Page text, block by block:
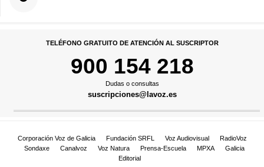
TELÉFONO GRATUITO DE ATENCIÓN AL SUSCRIPTOR
900 154 218
Dudas o consultas
suscripciones@lavoz.es
Corporación Voz de Galicia Fundación SRFL Voz Audiovisual
RadioVoz
Sondaxe
Canalvoz Voz Natura Prensa-Escuela MPXA
Galicia
Editorial